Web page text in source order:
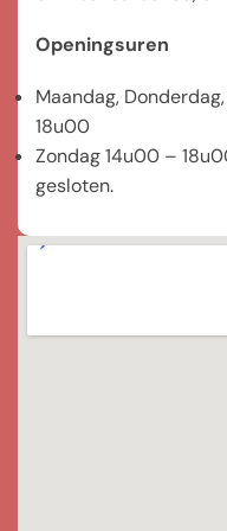
Openingsuren
Maandag,
18u00
Zondag 14u00 –
gesloten.